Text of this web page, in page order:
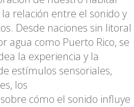
relación entre el sonido y
Desde naciones sin litoral
agua como Puerto Rico, se
la experiencia y la
estímulos sensoriales,
los
cómo el sonido influye